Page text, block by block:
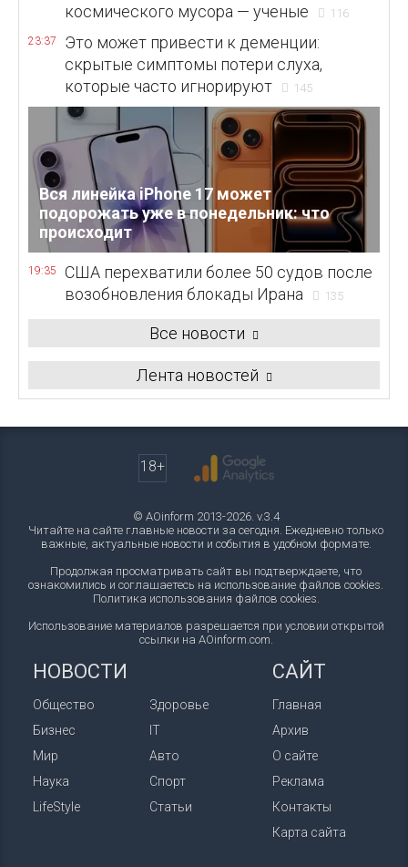
космического мусора — ученые
116
23:37
Это может привести к деменции:
скрытые симптомы потери слуха,
которые часто игнорируют
145
Вся линейка iPhone 17 может
подорожать уже в понедельник: что
происходит
19:35
США перехватили более 50 судов после
возобновления блокады Ирана
135
Все новости
Лента новостей
18+
© AOinform 2013-2026. v.3.4
Читайте на сайте главные новости за сегодня. Ежедневно только
важные, актуальные новости и события в удобном формате.
Продолжая просматривать сайт вы подтверждаете, что
ознакомились и соглашаетесь на использование файлов cookies.
Политика использования файлов cookies.
Использование материалов разрешается при условии открытой
ссылки на AOinform.com.
НОВОСТИ
Общество
Бизнес
Мир
Наука
LifeStyle
Здоровье
IT
Авто
Спорт
Статьи
САЙТ
Главная
Архив
О сайте
Реклама
Контакты
Карта сайта